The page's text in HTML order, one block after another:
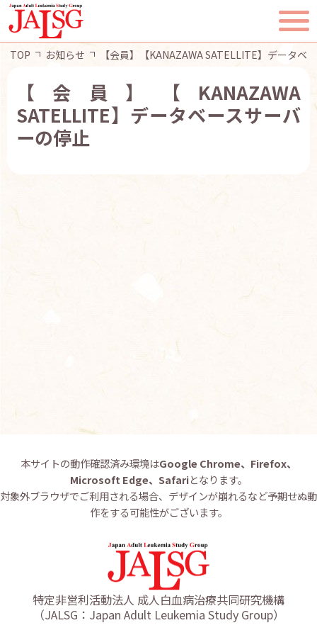
TOP
会員ページ
TOP お知らせ 【会員】【KANAZAWA SATELLITE】データベ
【会員】【KANAZAWA
SATELLITE】データベースサーバ
ーの停止
本サイトの動作確認済み環境はGoogle Chrome、Firefox、
Microsoft Edge、Safariとなります。
対象外ブラウザでご利用される場合、デザインが崩れるなど予期せぬ動
作をする可能性がございます。
特定非営利活動法人 成人白血病治療共同研究機構
（JALSG：Japan Adult Leukemia Study Group）